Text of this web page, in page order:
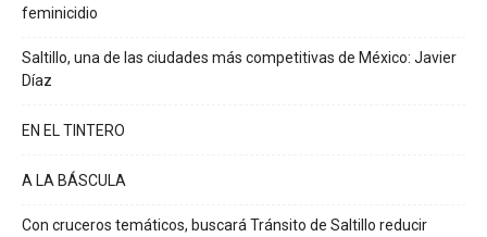
feminicidio
Saltillo, una de las ciudades más competitivas de México: Javier
Díaz
EN EL TINTERO
A LA BÁSCULA
Con cruceros temáticos, buscará Tránsito de Saltillo reducir